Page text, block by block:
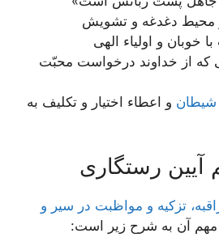
محیط دغدغه و تشویش
خوبان و اولیاء الهی
که از خداوند درخواست محبّت
شیطان و اعطاء اختیار و تکلیف به
رستگاری
تزکیه و مواظبت در سیر و
مهم آن به شرح زیر است: